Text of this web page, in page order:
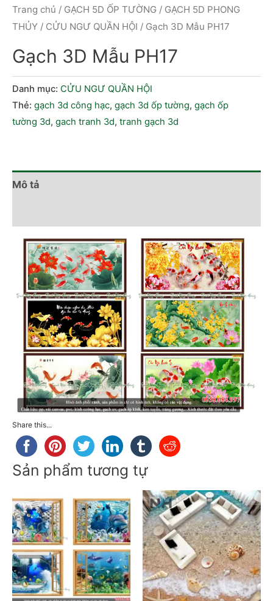
Trang chủ / GẠCH 5D ỐP TƯỜNG / GẠCH 5D PHONG
THỦY / CỬU NGƯ QUẦN HỘI / Gạch 3D Mẫu PH17
Gạch 3D Mẫu PH17
Danh mục: CỬU NGƯ QUẦN HỘI
Thẻ: gạch 3d công hạc, gạch 3d ốp tường, gạch ốp
tường 3d, gach tranh 3d, tranh gạch 3d
Mô tả
Share this...
Sản phẩm tương tự